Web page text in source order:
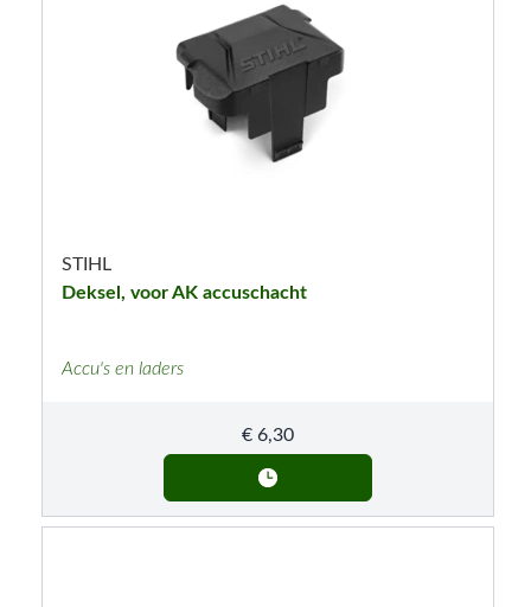
STIHL
Deksel, voor AK accuschacht
Accu's en laders
€ 6,30